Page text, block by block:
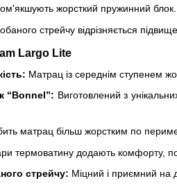
жорсткий пружинний блок.
стрейчу відрізняється
Largo Lite
Матрац із середнім ступенем
“Bonnel”: Виготовлений з
матрац більш жорстким по
термоватину додають комфорту,
стрейчу: Міцний і приємний на